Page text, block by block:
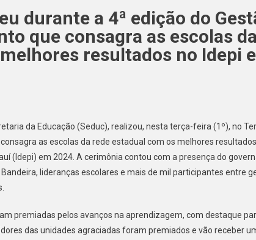
durante a 4ª edição do
que consagra as escolas
resultados no Idepi
da Educação (Seduc), realizou, nesta terça-feira (1º), no
as escolas da rede estadual com os melhores
(Idepi) em 2024. A cerimônia contou com a presença do
lideranças escolares e mais de mil participantes entre
premiadas pelos avanços na aprendizagem, com destaque
das unidades agraciadas foram premiados e vão receber